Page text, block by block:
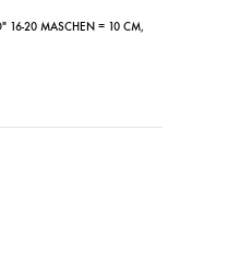
16-20 MASCHEN = 10 CM,